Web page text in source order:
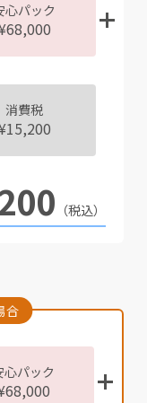
心パック
消費税
（税込）
合
心パック